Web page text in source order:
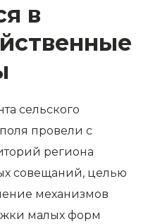
в
сельского
провели с
региона
совещаний, целью
механизмов
малых форм